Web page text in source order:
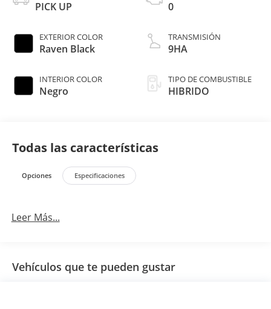
PICK UP
EXTERIOR COLOR
Raven Black
INTERIOR COLOR
Negro
0
TRANSMISIÓN
9HA
TIPO DE COMBUSTIBLE
HIBRIDO
Todas las características
Opciones Especificaciones
Leer Más...
Vehículos que te pueden gustar